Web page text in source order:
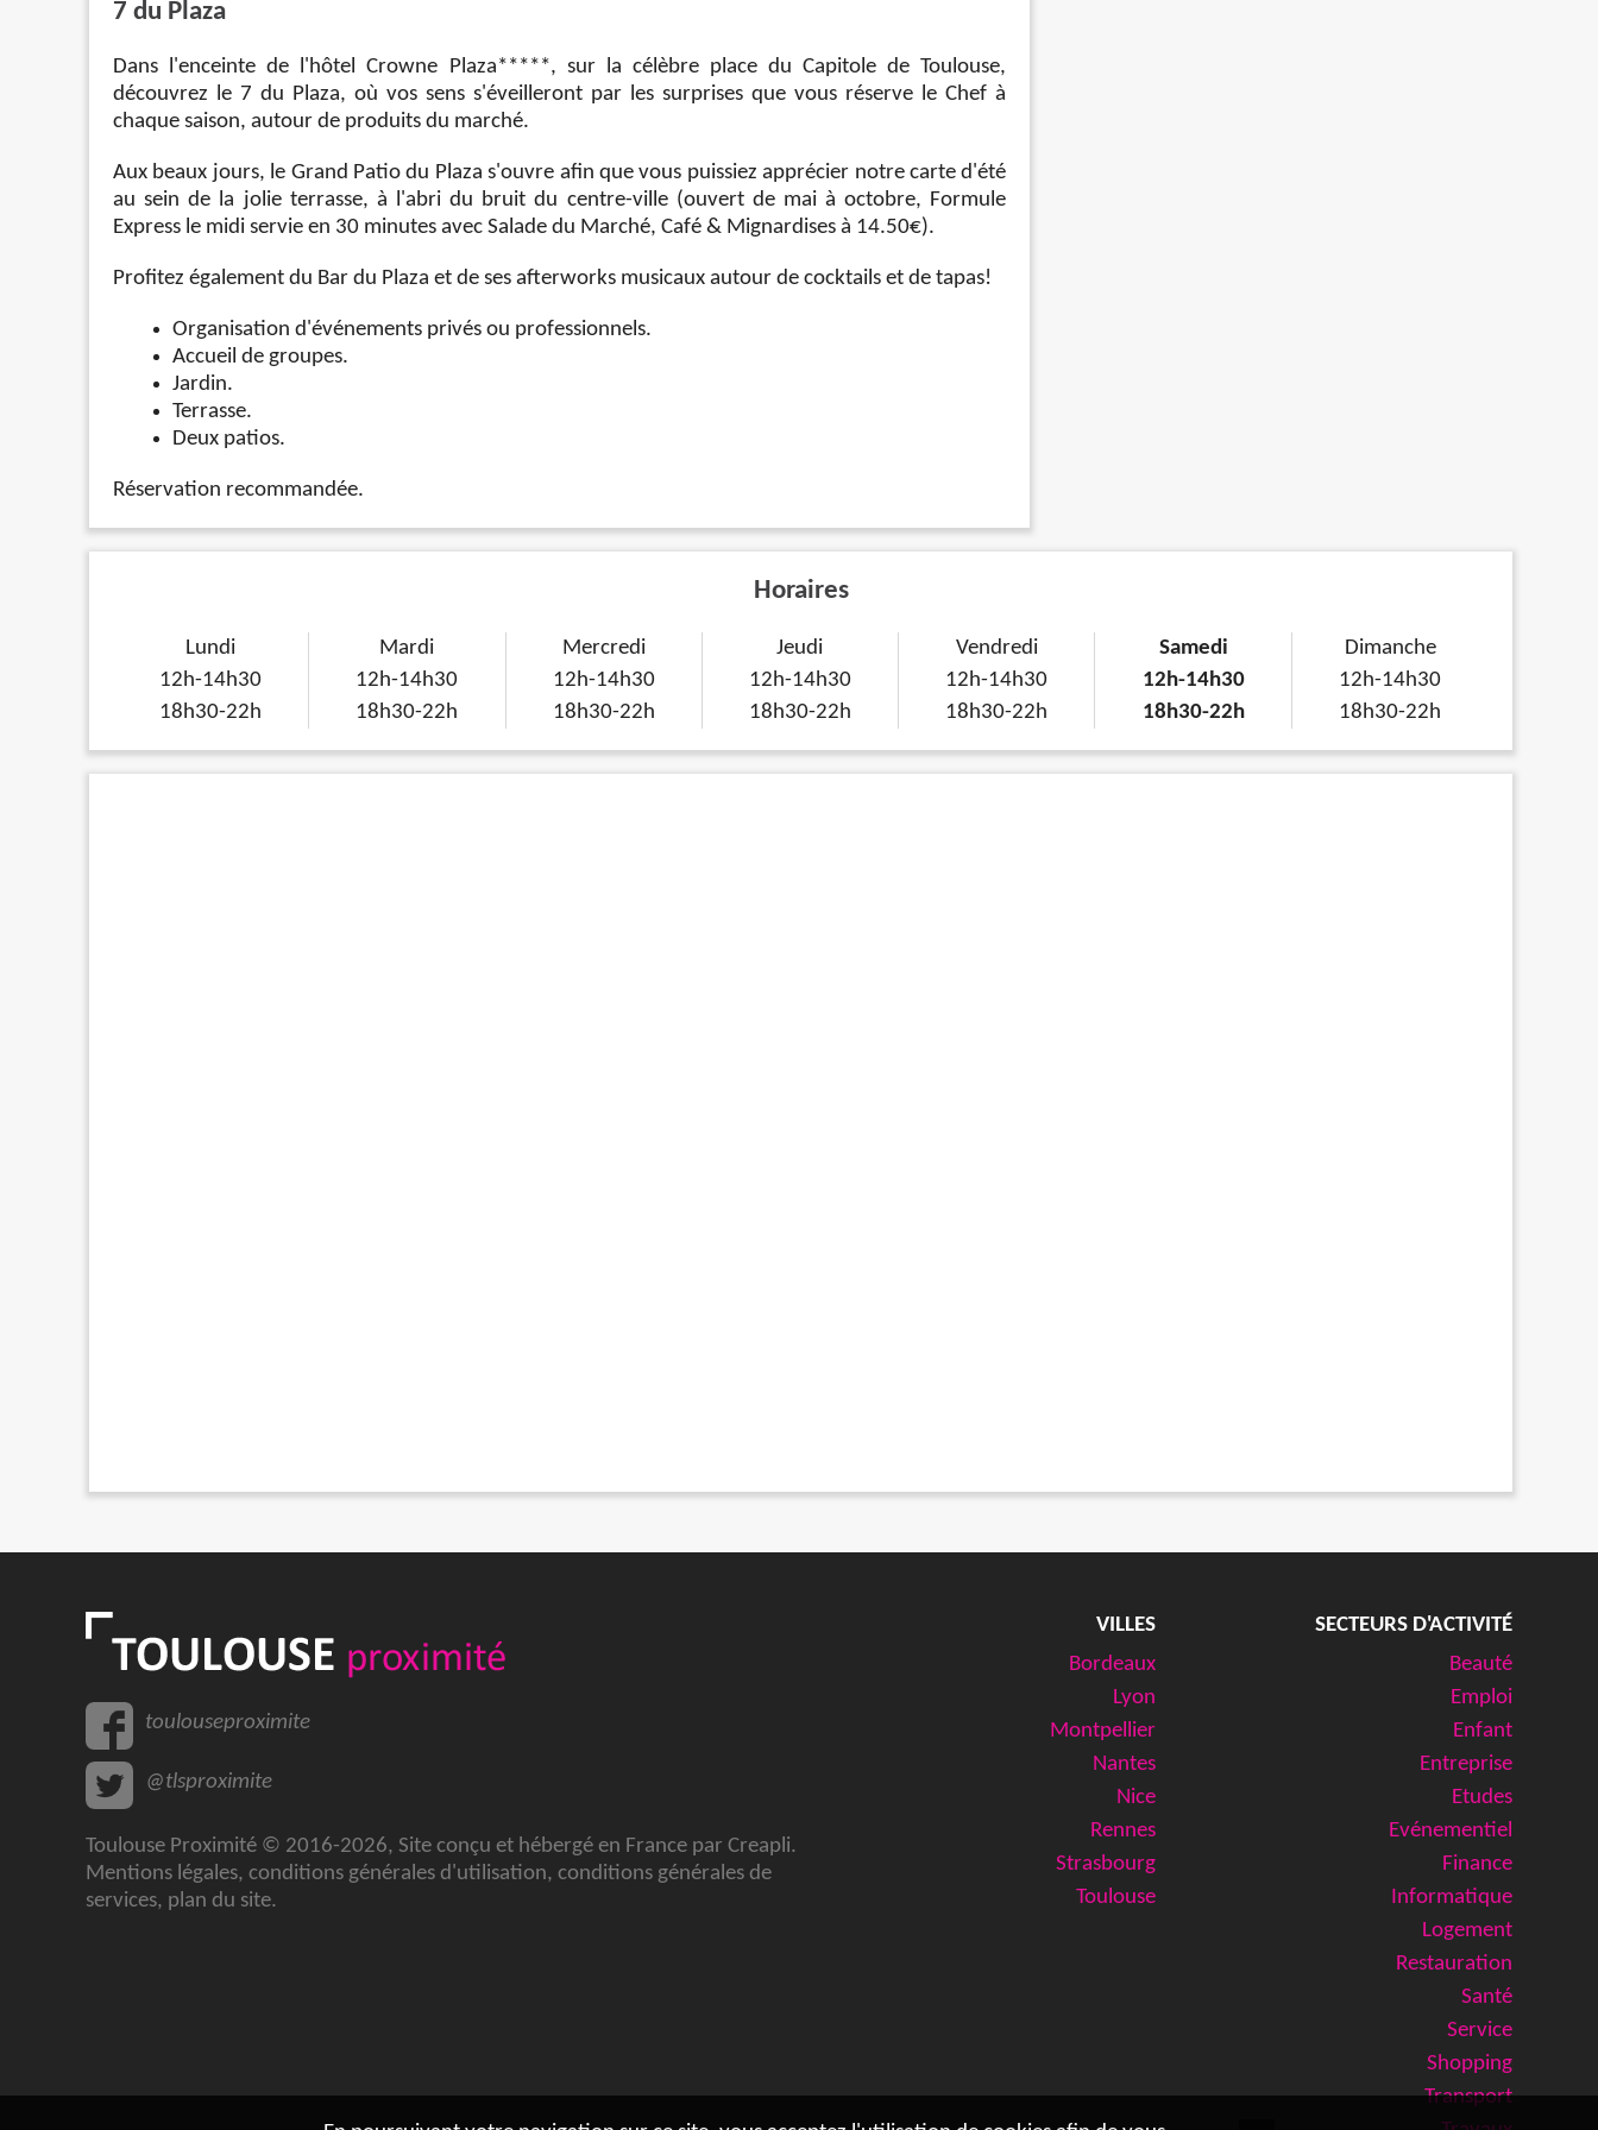
7 du Plaza
Dans l'enceinte de l'hôtel Crowne Plaza*****, sur la célèbre place du Capitole de Toulouse,
découvrez le 7 du Plaza, où vos sens s'éveilleront par les surprises que vous réserve le Chef à
chaque saison, autour de produits du marché.
Aux beaux jours, le Grand Patio du Plaza s'ouvre afin que vous puissiez apprécier notre carte d'été
au sein de la jolie terrasse, à l'abri du bruit du centre-ville (ouvert de mai à octobre, Formule
Express le midi servie en 30 minutes avec Salade du Marché, Café & Mignardises à 14.50€).
Profitez également du Bar du Plaza et de ses afterworks musicaux autour de cocktails et de tapas!
Organisation d'événements privés ou professionnels.
Accueil de groupes.
Jardin.
Terrasse.
Deux patios.
Réservation recommandée.
Horaires
Lundi
12h-14h30
18h30-22h
Mardi
12h-14h30
18h30-22h
Mercredi
12h-14h30
18h30-22h
Jeudi
12h-14h30
18h30-22h
Vendredi
12h-14h30
18h30-22h
Samedi
12h-14h30
18h30-22h
Dimanche
12h-14h30
18h30-22h
toulouseproximite
@tlsproximite
SECTEURS D'ACTIVITÉ
Beauté
Emploi
Enfant
Entreprise
Etudes
Evénementiel
Finance
Informatique
Logement
Restauration
Santé
Service
Shopping
Transport
VILLES
Bordeaux
Lyon
Montpellier
Nantes
Nice
Rennes
Strasbourg
Toulouse
Toulouse Proximité © 2016-2026, Site conçu et hébergé en France par Creapli.
Mentions légales, conditions générales d'utilisation, conditions générales de
services, plan du site.